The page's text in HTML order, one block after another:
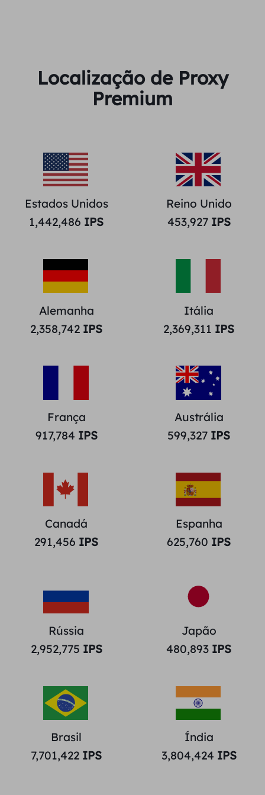
Localização de Proxy
Premium
Estados Unidos
1,442,486 IPS
Reino Unido
453,927IPS
Alemanha
2,358,742 IPS
Itália
2,369,311 IPS
França
917,784 IPS
Austrália
599,327 IPS
Canadá
291,456 IPS
Espanha
625,760 IPS
Rússia
2,952,775 IPS
Japão
480,893 IPS
Brasil
7,701,422 IPS
Índia
3,804,424 IPS